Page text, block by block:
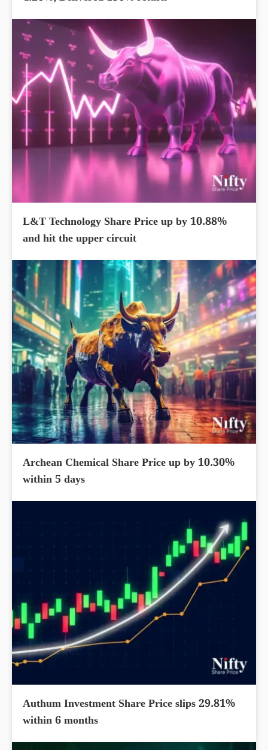
L&T Technology Share Price up by 10.88%
and hit the upper circuit
Archean Chemical Share Price up by 10.30%
within 5 days
Authum Investment Share Price slips 29.81%
within 6 months